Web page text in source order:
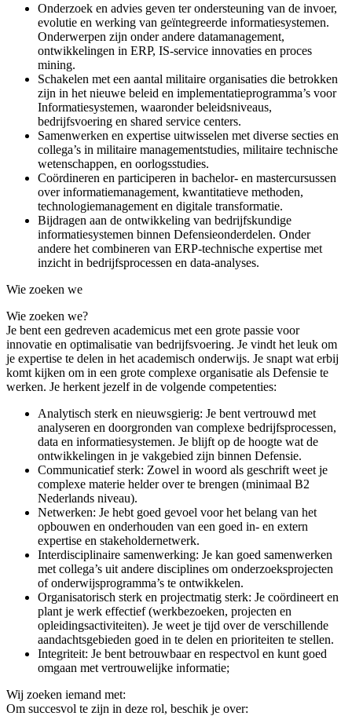
Onderzoek en advies geven ter ondersteuning van de invoer,
evolutie en werking van geïntegreerde informatiesystemen.
Onderwerpen zijn onder andere datamanagement,
ontwikkelingen in ERP, IS-service innovaties en proces
mining.
Schakelen met een aantal militaire organisaties die betrokken
zijn in het nieuwe beleid en implementatieprogramma’s voor
Informatiesystemen, waaronder beleidsniveaus,
bedrijfsvoering en shared service centers.
Samenwerken en expertise uitwisselen met diverse secties en
collega’s in militaire managementstudies, militaire technische
wetenschappen, en oorlogsstudies.
Coördineren en participeren in bachelor- en mastercursussen
over informatiemanagement, kwantitatieve methoden,
technologiemanagement en digitale transformatie.
Bijdragen aan de ontwikkeling van bedrijfskundige
informatiesystemen binnen Defensieonderdelen. Onder
andere het combineren van ERP-technische expertise met
inzicht in bedrijfsprocessen en data-analyses.
Wie zoeken we
Wie zoeken we?
Je bent een gedreven academicus met een grote passie voor
innovatie en optimalisatie van bedrijfsvoering. Je vindt het leuk om
je expertise te delen in het academisch onderwijs. Je snapt wat erbij
komt kijken om in een grote complexe organisatie als Defensie te
werken. Je herkent jezelf in de volgende competenties:
Analytisch sterk en nieuwsgierig: Je bent vertrouwd met
analyseren en doorgronden van complexe bedrijfsprocessen,
data en informatiesystemen. Je blijft op de hoogte wat de
ontwikkelingen in je vakgebied zijn binnen Defensie.
Communicatief sterk: Zowel in woord als geschrift weet je
complexe materie helder over te brengen (minimaal B2
Nederlands niveau).
Netwerken: Je hebt goed gevoel voor het belang van het
opbouwen en onderhouden van een goed in- en extern
expertise en stakeholdernetwerk.
Interdisciplinaire samenwerking: Je kan goed samenwerken
met collega’s uit andere disciplines om onderzoeksprojecten
of onderwijsprogramma’s te ontwikkelen.
Organisatorisch sterk en projectmatig sterk: Je coördineert en
plant je werk effectief (werkbezoeken, projecten en
opleidingsactiviteiten). Je weet je tijd over de verschillende
aandachtsgebieden goed in te delen en prioriteiten te stellen.
Integriteit: Je bent betrouwbaar en respectvol en kunt goed
omgaan met vertrouwelijke informatie;
Wij zoeken iemand met:
Om succesvol te zijn in deze rol, beschik je over: